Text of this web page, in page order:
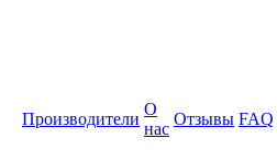
Производители
О
нас
Отзывы FAQ